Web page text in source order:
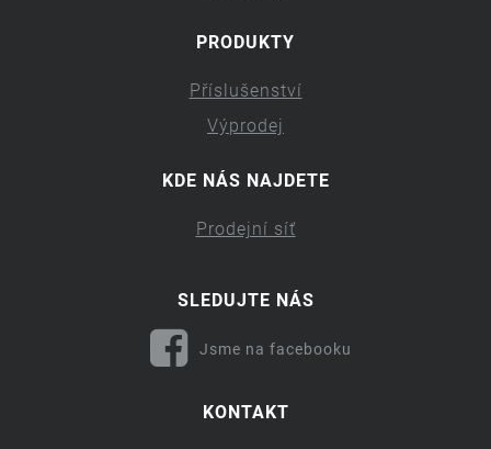
PRODUKTY
Příslušenství
Výprodej
KDE NÁS NAJDETE
Prodejní síť
SLEDUJTE NÁS
Jsme na facebooku
KONTAKT